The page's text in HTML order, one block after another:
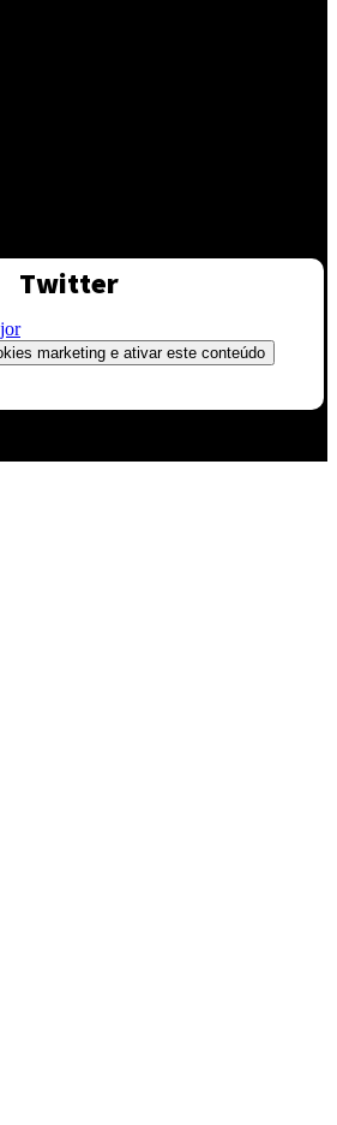
Twitter
marketing e ativar este conteúdo